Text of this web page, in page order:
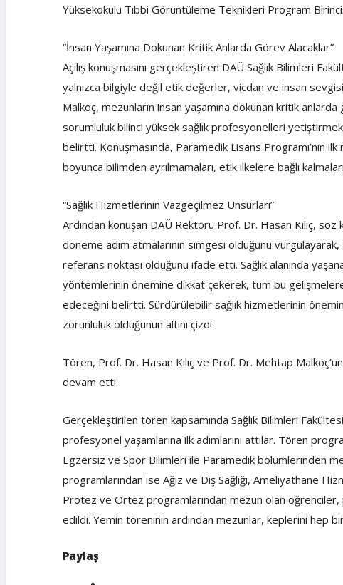
Yüksekokulu Tıbbi Görüntüleme Teknikleri Program
“İnsan Yaşamına Dokunan Kritik Anlarda Görev Alacaklar”
Açılış konuşmasını gerçekleştiren DAÜ Sağlık Bilimleri
yalnızca bilgiyle değil etik değerler, vicdan ve insan
Malkoç, mezunların insan yaşamına dokunan kritik
sorumluluk bilinci yüksek sağlık profesyonelleri
belirtti. Konuşmasında, Paramedik Lisans Programı’nın
boyunca bilimden ayrılmamaları, etik ilkelere bağlı
“Sağlık Hizmetlerinin Vazgeçilmez Unsurları”
Ardından konuşan DAÜ Rektörü Prof. Dr. Hasan Kılıç,
döneme adım atmalarının simgesi olduğunu
referans noktası olduğunu ifade etti. Sağlık alanında
yöntemlerinin önemine dikkat çekerek, tüm bu
edeceğini belirtti. Sürdürülebilir sağlık hizmetlerinin
zorunluluk olduğunun altını çizdi.
Tören, Prof. Dr. Hasan Kılıç ve Prof. Dr. Mehtap
devam etti.
Gerçekleştirilen tören kapsamında Sağlık Bilimleri
profesyonel yaşamlarına ilk adımlarını attılar. Tören
Egzersiz ve Spor Bilimleri ile Paramedik bölümlerinden
programlarından ise Ağız ve Diş Sağlığı, Ameliyathane
Protez ve Ortez programlarından mezun olan
edildi. Yemin töreninin ardından mezunlar, keplerini hep
Paylaş